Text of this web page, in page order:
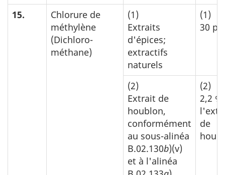
15.
Chlorure de
méthylène
(Dichloro-
méthane)
(1)
Extraits
d'épices;
extractifs
naturels
(1)
30
(2)
Extrait de
houblon,
conformément
au sous-alinéa
B.02.130b)(v)
et à l'alinéa
(2)
2,2
de